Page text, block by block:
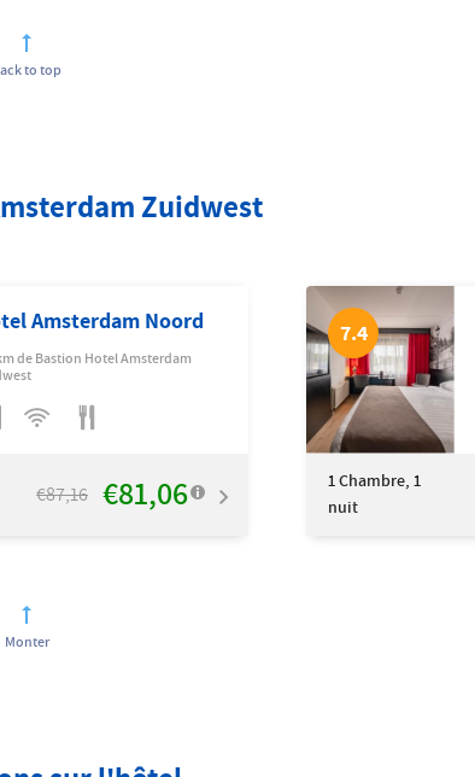
to top
Zuidwest
Amsterdam Noord
de Bastion Hotel Amsterdam
€87,16 €81,06
7.4
1Chambre, 1
nuit
Monter